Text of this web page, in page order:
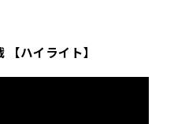
ハイライト】